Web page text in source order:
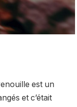
est un
et c’était